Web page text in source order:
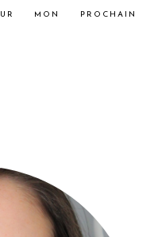
MON PROCHAIN